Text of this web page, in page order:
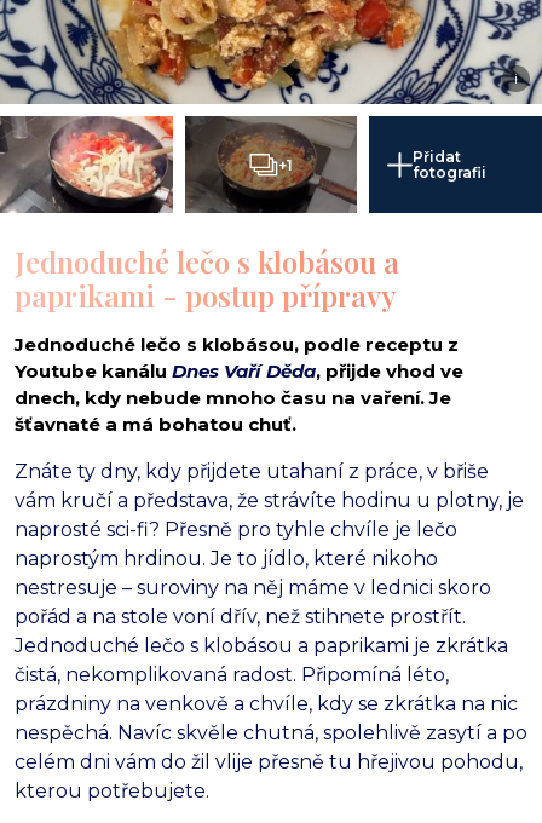
i
+1
Přidat
fotografii
Jednoduché lečo s klobásou a
paprikami - postup přípravy
Jednoduché lečo s klobásou, podle receptu z
Youtube kanálu Dnes Vaří Děda, přijde vhod ve
dnech, kdy nebude mnoho času na vaření. Je
šťavnaté a má bohatou chuť.
Znáte ty dny, kdy přijdete utahaní z práce, v břiše
vám kručí a představa, že strávíte hodinu u plotny, je
naprosté sci-fi? Přesně pro tyhle chvíle je lečo
naprostým hrdinou. Je to jídlo, které nikoho
nestresuje – suroviny na něj máme v lednici skoro
pořád a na stole voní dřív, než stihnete prostřít.
Jednoduché lečo s klobásou a paprikami je zkrátka
čistá, nekomplikovaná radost. Připomíná léto,
prázdniny na venkově a chvíle, kdy se zkrátka na nic
nespěchá. Navíc skvěle chutná, spolehlivě zasytí a po
celém dni vám do žil vlije přesně tu hřejivou pohodu,
kterou potřebujete.